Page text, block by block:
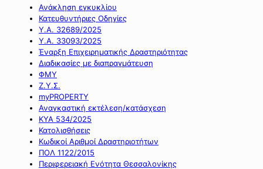
Ανάκληση εγκυκλίου
Κατευθυντήριες Οδηγίες
Υ.Α. 32689/2025
Υ.Α. 33093/2025
Έναρξη Επιχειρηματικής Δραστηριότητας
Διαδικασίες με διαπραγμάτευση
ΦΜΥ
Ζ.Υ.Σ.
myPROPERTY
Αναγκαστική εκτέλεση/κατάσχεση
ΚΥΑ 534/2025
Κατολισθήσεις
Κωδικοί Αριθμοί Δραστηριοτήτων
ΠΟΛ 1122/2015
Περιφερειακή Ενότητα Θεσσαλονίκης